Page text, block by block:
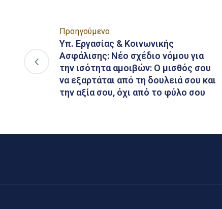
Προηγούμενο
Υπ. Εργασίας & Κοινωνικής
Ασφάλισης: Νέο σχέδιο νόμου για
την ισότητα αμοιβών: Ο μισθός σου
να εξαρτάται από τη δουλειά σου και
την αξία σου, όχι από το φύλο σου